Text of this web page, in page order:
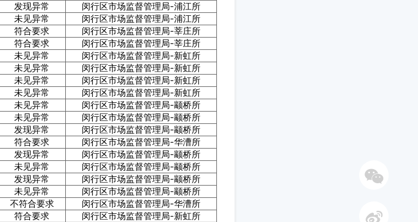
发现异常
闵行区市场监督管理局-浦江所
未见异常
闵行区市场监督管理局-浦江所
符合要求
闵行区市场监督管理局-莘庄所
符合要求
闵行区市场监督管理局-莘庄所
未见异常
闵行区市场监督管理局-新虹所
未见异常
闵行区市场监督管理局-新虹所
未见异常
闵行区市场监督管理局-新虹所
未见异常
闵行区市场监督管理局-新虹所
未见异常
闵行区市场监督管理局-颛桥所
未见异常
闵行区市场监督管理局-颛桥所
发现异常
闵行区市场监督管理局-颛桥所
符合要求
闵行区市场监督管理局-华漕所
发现异常
闵行区市场监督管理局-颛桥所
未见异常
闵行区市场监督管理局-颛桥所
发现异常
闵行区市场监督管理局-颛桥所
未见异常
闵行区市场监督管理局-颛桥所
不符合要求
闵行区市场监督管理局-华漕所
符合要求
闵行区市场监督管理局-新虹所